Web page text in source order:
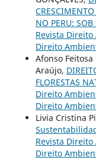
NO PERU:
Revista
Direito
Afonso
Araújo,
FLORESTAS
Direito
Direito
Livia Cristina
Revista
Direito